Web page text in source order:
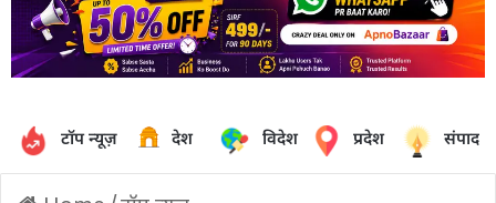
टॉप न्यूज़ देश विदेश प्रदेश